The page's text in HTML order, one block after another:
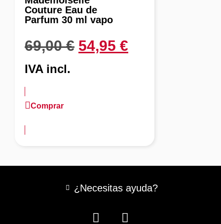
Couture Eau de
Parfum 30 ml vapo
69,00€ 54,95 €
IVA incl.
Comprar
¿Necesitas ayuda?